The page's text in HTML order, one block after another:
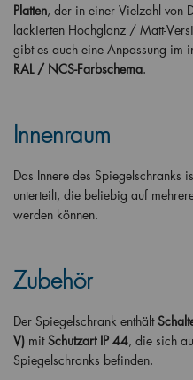
Platten, der in einer Vielzahl von
lackierten Hochglanz / Matt-
gibt es auch eine Anpassung im
RAL / NCS-Farbschema.
Innenraum
Das Innere des Spiegelschranks
unterteilt, die beliebig auf
werden können.
Zubehör
Der Spiegelschrank enthält
V) mit Schutzart IP 44, die sich
Spiegelschranks befinden.